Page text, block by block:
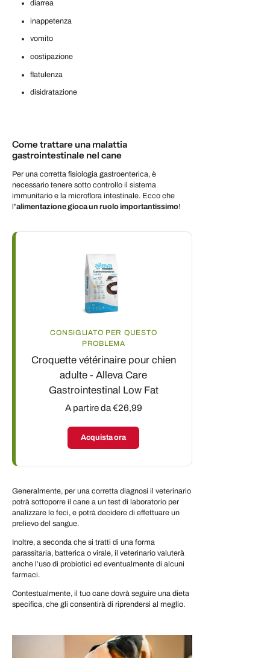
diarrea
inappetenza
vomito
costipazione
flatulenza
disidratazione
Come trattare una malattia
gastrointestinale nel cane
Per una corretta fisiologia gastroenterica, è
necessario tenere sotto controllo il sistema
immunitario e la microflora intestinale. Ecco che
’alimentazione gioca un ruolo importantissimo!
CONSIGLIATO PER QUESTO
PROBLEMA
Croquette vétérinaire pour chien
adulte - Alleva Care
Gastrointestinal Low Fat
A partire da €26,99
Acquista ora
Generalmente, per una corretta diagnosi il veterinario
potrà sottoporre il cane a un test di laboratorio per
analizzare le feci, e potrà decidere di effettuare un
prelievo del sangue.
Inoltre, a seconda che si tratti di una forma
parassitaria, batterica o virale, il veterinario valuterà
anche l’uso di probiotici ed eventualmente di alcuni
farmaci.
Contestualmente, il tuo cane dovrà seguire una dieta
specifica, che gli consentirà di riprendersi al meglio.